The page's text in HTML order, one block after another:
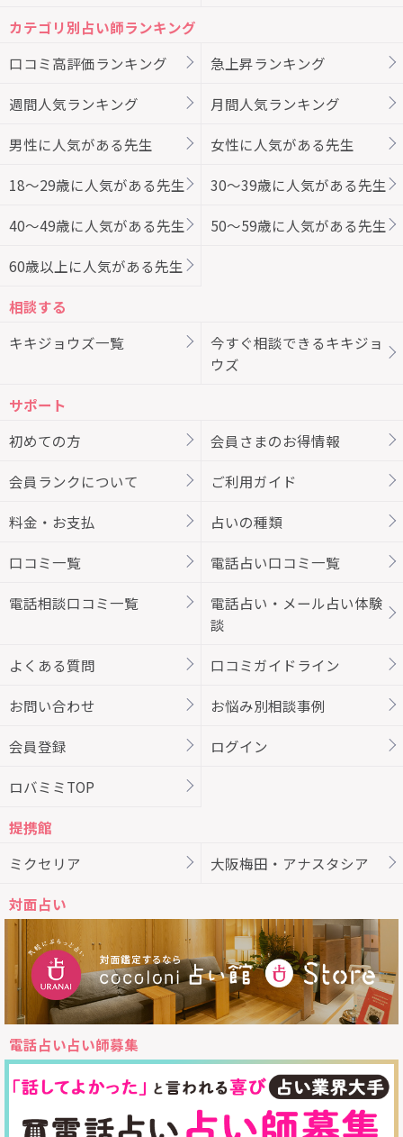
カテゴリ別占い師ランキング
口コミ高評価ランキング
急上昇ランキング
週間人気ランキング 月間人気ランキング
男性に人気がある先生 女性に人気がある先生
18～29歳に人気がある先生 30～39歳に人気がある先生
40～49歳に人気がある先生 50～59歳に人気がある先生
60歳以上に人気がある先生
相談する
キキジョウズ一覧
今すぐ相談できるキキジョ
ウズ
サポート
初めての方
会員さまのお得情報
会員ランクについて ご利用ガイド
料金・お支払 占いの種類
口コミ一覧 電話占い口コミ一覧
電話相談口コミ一覧
電話占い・メール占い体験
談
よくある質問 口コミガイドライン
お問い合わせ お悩み別相談事例
会員登録 ログイン
ロバミミTOP
提携館
ミクセリア
大阪梅田・アナスタシア
対面占い
電話占い占い師募集